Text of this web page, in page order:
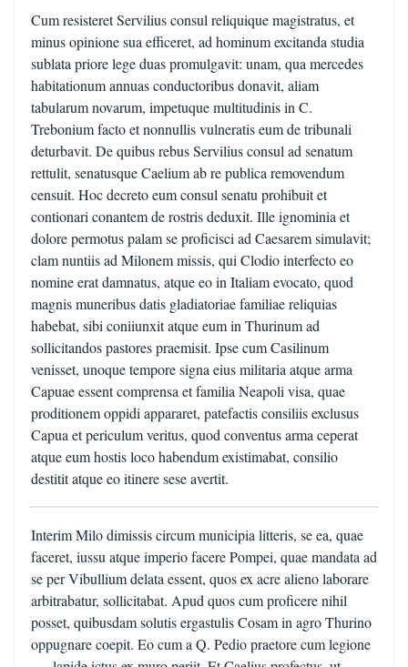
Cum resisteret Servilius consul reliquique magistratus, et
minus opinione sua efficeret, ad hominum excitanda studia
sublata priore lege duas promulgavit: unam, qua mercedes
habitationum annuas conductoribus donavit, aliam
tabularum novarum, impetuque multitudinis in C.
Trebonium facto et nonnullis vulneratis eum de tribunali
deturbavit. De quibus rebus Servilius consul ad senatum
rettulit, senatusque Caelium ab re publica removendum
censuit. Hoc decreto eum consul senatu prohibuit et
contionari conantem de rostris deduxit. Ille ignominia et
dolore permotus palam se proficisci ad Caesarem simulavit;
clam nuntiis ad Milonem missis, qui Clodio interfecto eo
nomine erat damnatus, atque eo in Italiam evocato, quod
magnis muneribus datis gladiatoriae familiae reliquias
habebat, sibi coniiunxit atque eum in Thurinum ad
sollicitandos pastores praemisit. Ipse cum Casilinum
venisset, unoque tempore signa eius militaria atque arma
Capuae essent comprensa et familia Neapoli visa, quae
proditionem oppidi appararet, patefactis consiliis exclusus
Capua et periculum veritus, quod conventus arma ceperat
atque eum hostis loco habendum existimabat, consilio
destitit atque eo itinere sese avertit.
Interim Milo dimissis circum municipia litteris, se ea, quae
faceret, iussu atque imperio facere Pompei, quae mandata ad
se per Vibullium delata essent, quos ex acre alieno laborare
arbitrabatur, sollicitabat. Apud quos cum proficere nihil
posset, quibusdam solutis ergastulis Cosam in agro Thurino
oppugnare coepit. Eo cum a Q. Pedio praetore cum legione